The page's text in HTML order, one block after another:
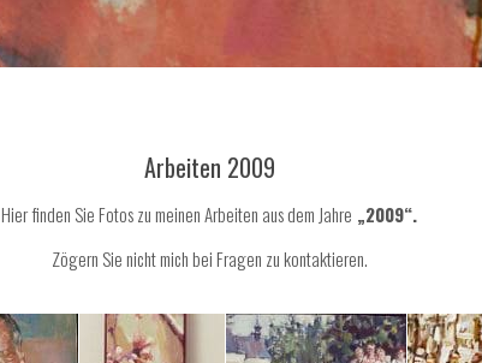
Arbeiten 2009
Hier finden Sie Fotos zu meinen Arbeiten aus dem Jahre „2009“.
Zögern Sie nicht mich bei Fragen zukontaktieren.